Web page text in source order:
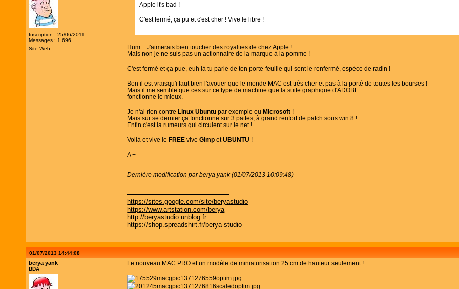
Inscription : 25/06/2011
Messages : 1 696
Site Web
Apple it's bad !
C'est fermé, ça pu et c'est cher ! Vive le libre !
Hum... J'aimerais bien toucher des royalties de chez Apple !
Mais non je ne suis pas un actionnaire de la marque à la pomme !
C'est fermé et ça pue, euh là tu parle de ton porte-feuille qui sent le renfermé, espèce de radin !
Bon il est vraisqu'i faut bien l'avouer que le monde MAC est très cher et pas à la porté de toutes les bourses !
Mais il me semble que ces sur ce type de machine que la suite graphique d'ADOBE
fonctionne le mieux.
Je n'ai rien contreLinux Ubuntupar exemple ouMicrosoft !
Mais sur se dernier ça fonctionne sur 3 pattes, à grand renfort de patch sous win 8 !
Enfin c'est la rumeurs qui circulent sur le net !
Voilà et vive leFREE viveGimpetUBUNTU !
A +
Dernière modification par berya yank (01/07/2013 10:09:48)
https://sites.google.com/site/beryastudio
https://www.artstation.com/berya
http://beryastudio.unblog.fr
https://shop.spreadshirt.fr/berya-studio
01/07/2013 14:44:08
berya yank
BDA
Le nouveau MAC PRO et un modèle de miniaturisation 25 cm de hauteur seulement !